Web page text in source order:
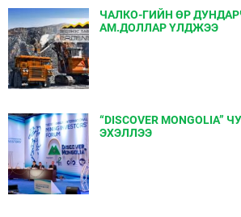
ЧАЛКО-ГИЙН ӨР
АМ.ДОЛЛАР ҮЛДЖЭЭ
“DISCOVER MONGOLIA”
ЭХЭЛЛЭЭ